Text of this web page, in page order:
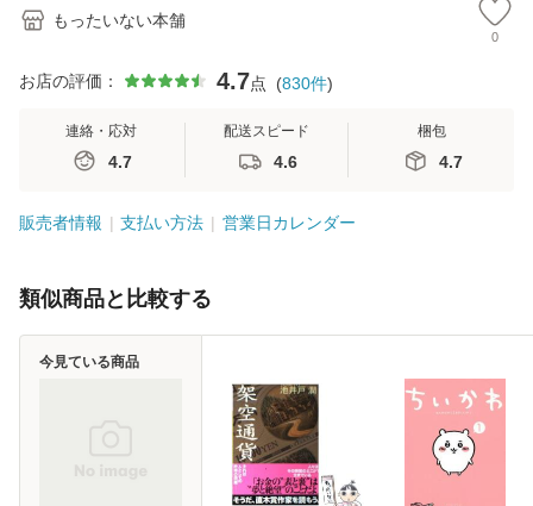
もったいない本舗
0
お店の評価： 4.7点 (830件)
連絡・応対
4.7
配送スピード
4.6
梱包
4.7
販売者情報 支払い方法 営業日カレンダー
類似商品と比較する
今見ている商品